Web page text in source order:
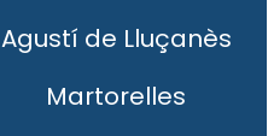
Agustí de Lluçanès
Martorelles